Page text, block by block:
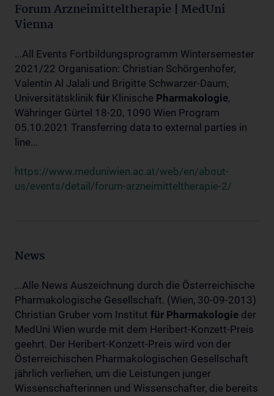
Forum Arzneimitteltherapie | MedUni
Vienna
...All Events Fortbildungsprogramm Wintersemester
2021/22 Organisation: Christian Schörgenhofer,
Valentin Al Jalali und Brigitte Schwarzer-Daum,
Universitätsklinik für Klinische Pharmakologie,
Währinger Gürtel 18-20, 1090 Wien Program
05.10.2021 Transferring data to external parties in
line...
https://www.meduniwien.ac.at/web/en/about-
us/events/detail/forum-arzneimitteltherapie-2/
News
...Alle News Auszeichnung durch die Österreichische
Pharmakologische Gesellschaft. (Wien, 30-09-2013)
Christian Gruber vom Institut für Pharmakologie der
MedUni Wien wurde mit dem Heribert-Konzett-Preis
geehrt. Der Heribert-Konzett-Preis wird von der
Österreichischen Pharmakologischen Gesellschaft
jährlich verliehen, um die Leistungen junger
Wissenschafterinnen und Wissenschafter, die bereits